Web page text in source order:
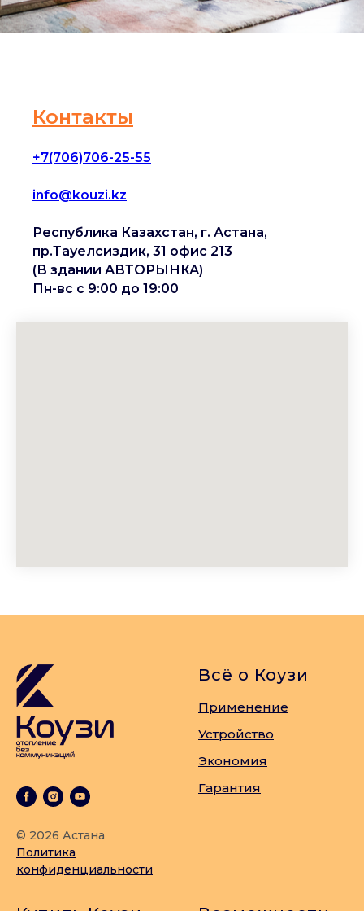
Контакты
+7(706)706-25-55
info@kouzi.kz
Республика Казахстан, г. Астана,
пр.Тауелсиздик, 31 офис 213
(В здании АВТОРЫНКА)
Пн-вс с 9:00 до 19:00
© 2026 Астана
Политика
конфиденциальности
Всё о Коузи
Применение
Устройство
Экономия
Гарантия